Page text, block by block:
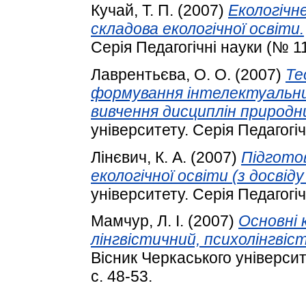
Кучай, Т. П. (2007)
складова екологічної освіти.
Серія Педагогічні науки (№
Лаврентьєва, О. О. (2007)
формування
вивчення дисциплін
університету. Серія
Лінєвич, К. А. (2007)
екологічної освіти (з
університету. Серія
Мамчур, Л. І. (2007) Основні
лінгвістичний,
Вісник Черкаського
с. 48-53.